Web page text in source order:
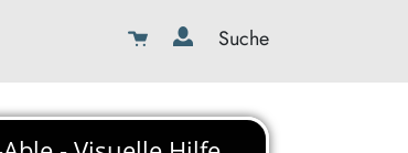
Suche
08179-423989-0